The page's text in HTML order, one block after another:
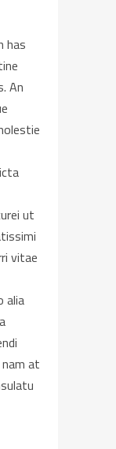
has
An
ut
vitae
alia
at